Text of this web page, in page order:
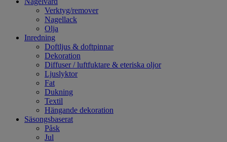
Verktyg/remover
Nagellack
Olja
Inredning
Doftljus & doftpinnar
Dekoration
Diffuser / luftfuktare & eteriska oljor
Ljuslyktor
Fat
Dukning
Textil
Hängande dekoration
Säsongsbaserat
Påsk
Jul